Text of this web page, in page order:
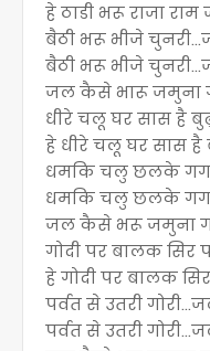
हे ठाडी भरू राजा
बैठी भरू भीजे
बैठी भरू भीजे
जल कैसे भारू जमुना
धीरे चलू घर सास है
हे धीरे चलू घर सास है
धमकि चलु छलके
धमकि चलु छलके
जल कैसे भरू जमुना
गोदी पर बालक सिर
हे गोदी पर बालक
पर्वत से उतरी
पर्वत से उतरी